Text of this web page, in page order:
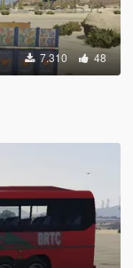
7.310 48